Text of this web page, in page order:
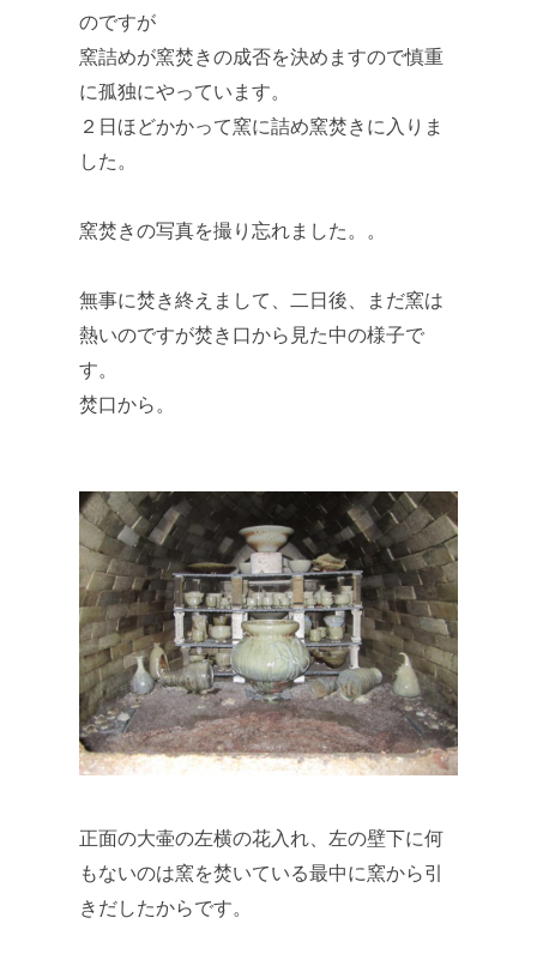
のですが
窯詰めが窯焚きの成否を決めますので慎重
に孤独にやっています。
２日ほどかかって窯に詰め窯焚きに入りま
した。
窯焚きの写真を撮り忘れました。。
無事に焚き終えまして、二日後、まだ窯は
熱いのですが焚き口から見た中の様子で
す。
焚口から。
正面の大壷の左横の花入れ、左の壁下に何
もないのは窯を焚いている最中に窯から引
きだしたからです。